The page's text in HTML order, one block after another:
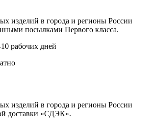
изделий в города и регионы России
посылками Первого класса.
рабочих дней
изделий в города и регионы России
доставки «СДЭК».